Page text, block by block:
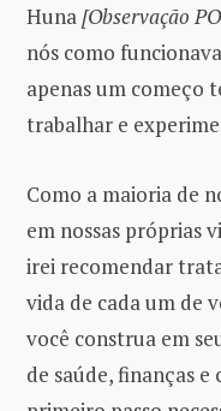
Huna[Observação
nós como
apenas um começo
trabalhar e
Como a maioria de
em nossas próprias
irei recomendar
vida de cada um de
você construa em
de saúde, finanças